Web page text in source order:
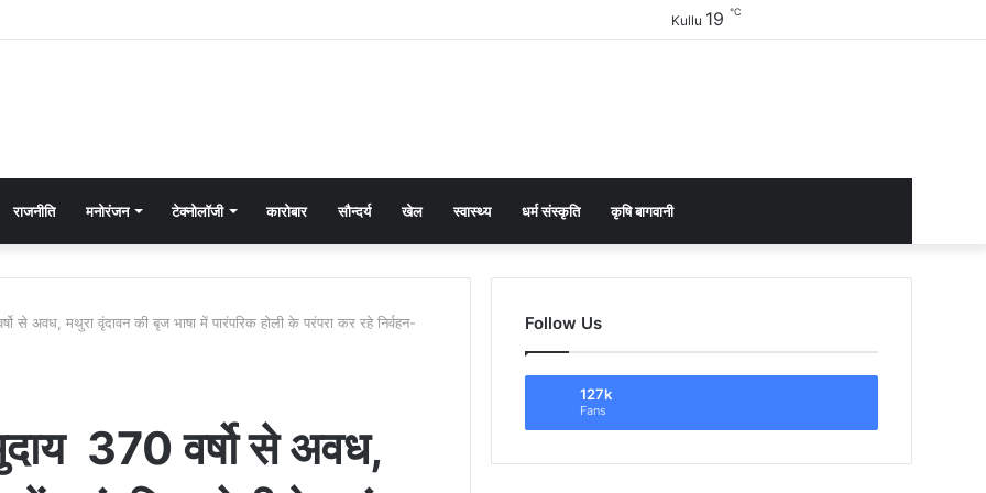
Kullu 19 ℃
राजनीति मनोरंजन टेक्नोलॉजी कारोबार सौन्दर्य खेल स्वास्थ्य धर्म संस्कृति कृषि बागवानी
से अवध, मथुरा वृंदावन की बृज भाषा में पारंपरिक होली के परंपरा कर रहे निर्वहन-
370 वर्षो से अवध,
Follow Us
127k
Fans